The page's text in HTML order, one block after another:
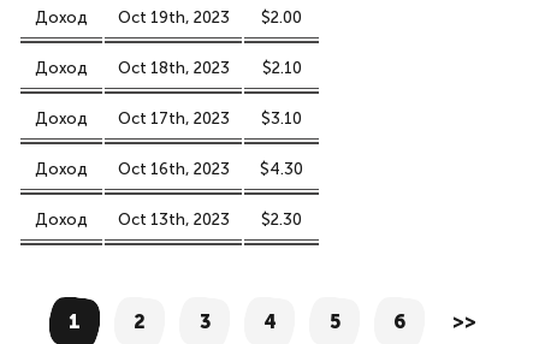
Доход Oct 19th, 2023 $2.00
Доход Oct 18th, 2023 $2.10
Доход Oct 17th, 2023 $3.10
Доход Oct 16th, 2023 $4.30
Доход Oct 13th, 2023 $2.30
1 2 3 4 5 6 >>